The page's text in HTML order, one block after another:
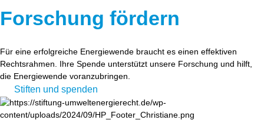
Forschung fördern
Für eine erfolgreiche Energiewende braucht es einen effektiven
Rechtsrahmen. Ihre Spende unterstützt unsere Forschung und hilft,
die Energiewende voranzubringen.
Stiften und spenden